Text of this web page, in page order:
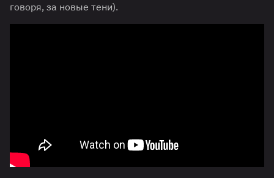
говоря, за новые тени).